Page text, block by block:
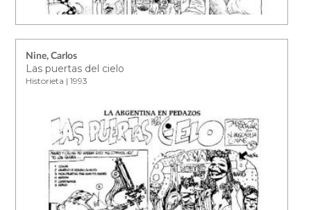
Nine, Carlos
Las puertas del cielo
Historieta | 1993